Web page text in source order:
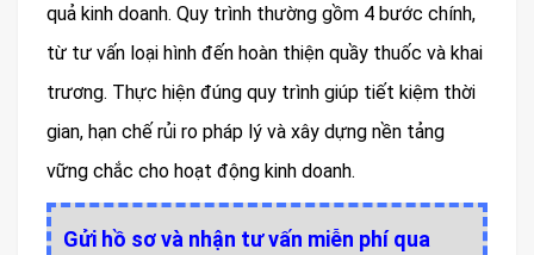
quả kinh doanh. Quy trình thường gồm 4 bước chính,
từ tư vấn loại hình đến hoàn thiện quầy thuốc và khai
trương. Thực hiện đúng quy trình giúp tiết kiệm thời
gian, hạn chế rủi ro pháp lý và xây dựng nền tảng
vững chắc cho hoạt động kinh doanh.
Gửi hồ sơ và nhận tư vấn miễn phí qua